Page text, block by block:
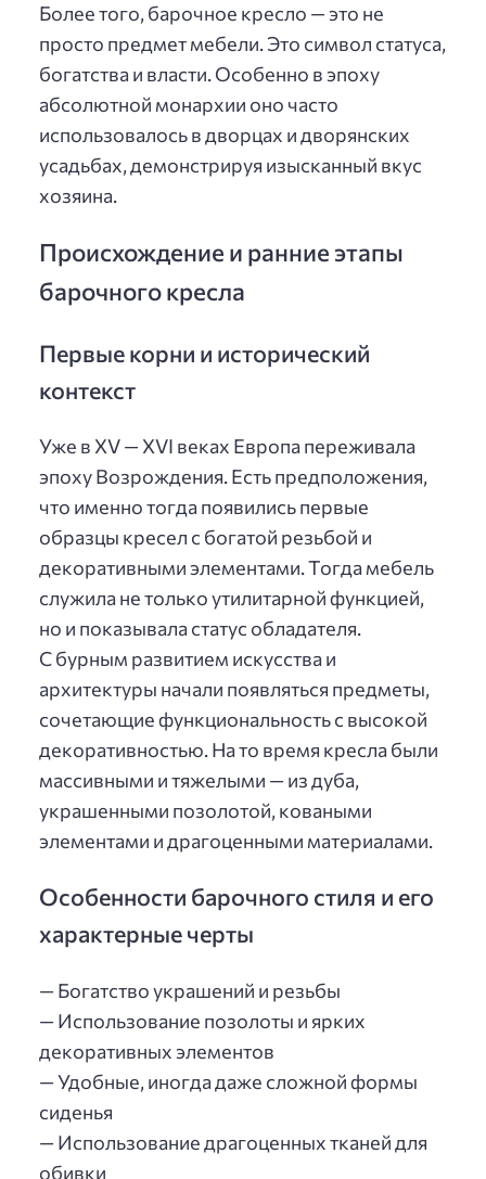
Более того, барочное кресло — это не
просто предмет мебели. Это символ статуса,
богатства и власти. Особенно в эпоху
абсолютной монархии оно часто
использовалось в дворцах и дворянских
усадьбах, демонстрируя изысканный вкус
хозяина.
Происхождение и ранние этапы
барочного кресла
Первые корни и исторический
контекст
Уже в XV — XVI веках Европа переживала
эпоху Возрождения. Есть предположения,
что именно тогда появились первые
образцы кресел с богатой резьбой и
декоративными элементами. Тогда мебель
служила не только утилитарной функцией,
но и показывала статус обладателя.
С бурным развитием искусства и
архитектуры начали появляться предметы,
сочетающие функциональность с высокой
декоративностью. На то время кресла были
массивными и тяжелыми — из дуба,
украшенными позолотой, коваными
элементами и драгоценными материалами.
Особенности барочного стиля и его
характерные черты
— Богатство украшений и резьбы
— Использование позолоты и ярких
декоративных элементов
— Удобные, иногда даже сложной формы
сиденья
— Использование драгоценных тканей для
обивки